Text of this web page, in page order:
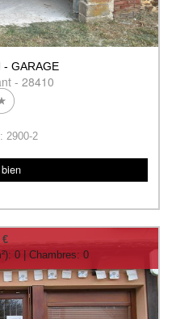
- GARAGE
- 28410
2900-2
€
0 | Chambres: 0